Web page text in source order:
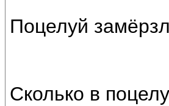
Поцелуй
Сколько в